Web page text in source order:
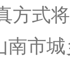
方式
南市